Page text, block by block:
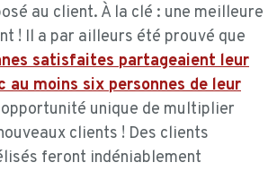
au client. À la clé : une meilleure
! Il a par ailleurs été prouvé que
satisfaites partageaient leur
au moins six personnes de leur
opportunité unique de multiplier
clients ! Des clients
feront indéniablement